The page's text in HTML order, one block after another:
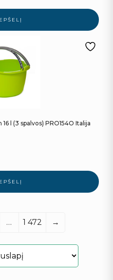
l (3 spalvos) PRO154O Italija
… 1 472
→